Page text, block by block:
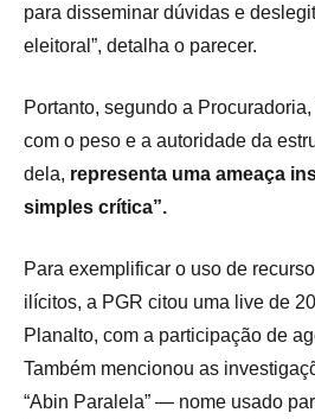
para disseminar dúvidas e
eleitoral”, detalha o parecer.
Portanto, segundo a
com o peso e a autoridade da
dela, representa uma ameaça
simples crítica”.
Para exemplificar o uso de
ilícitos, a PGR citou uma live de
Planalto, com a participação de
Também mencionou as
“Abin Paralela” — nome usado